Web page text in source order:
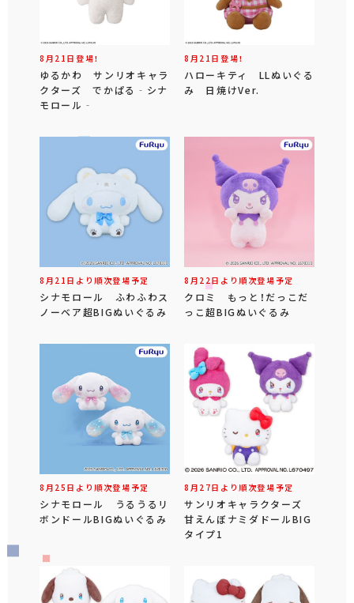
8月21日登場！
ゆるかわ サンリオキャラ
クターズ でかぱる‐シナ
モロール‐
8月21日登場！
ハローキティ LLぬいぐる
み 日焼けVer.
8月21日より順次登場予定
シナモロール ふわふわス
ノーベア超BIGぬいぐるみ
8月22日より順次登場予定
クロミ もっと！だっこだ
っこ超BIGぬいぐるみ
8月25日より順次登場予定
シナモロール うるうるリ
ボンドールBIGぬいぐるみ
8月27日より順次登場予定
サンリオキャラクターズ
甘えんぼナミダドールBIG
タイプ1